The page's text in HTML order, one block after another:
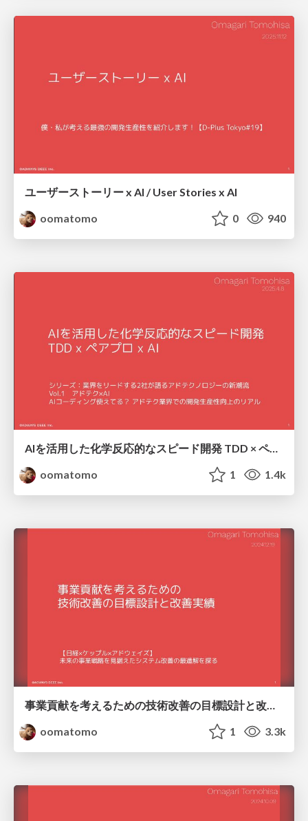
ユーザーストーリー x AI / User Stories x AI
oomatomo
0 940
AIを活用した化学反応的なスピード開発 TDD × ペアプロ × AI / Chemically Reactive Speed Development with AI. TDD-Pair Pro-AI
oomatomo
1 1.4k
事業貢献を考えるための技術改善の目標設計と改善実績 / Targeted design of technical improvements to consider business contribution and improvement performance
oomatomo
1 3.3k